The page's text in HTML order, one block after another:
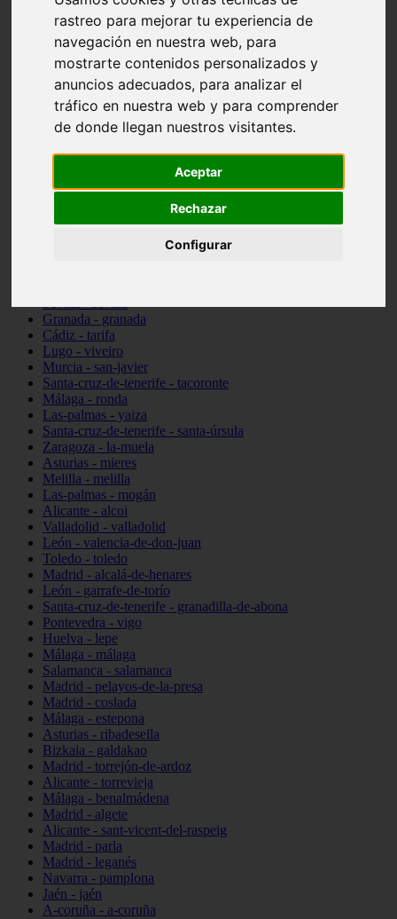
rastreo para mejorar tu experiencia de
navegación en nuestra web, para
mostrarte contenidos personalizados y
anuncios adecuados, para analizar el
tráfico en nuestra web y para comprender
de donde llegan nuestros visitantes.
Aceptar
Rechazar
Configurar
Madrid - pozuelo-de-alarcón
Teruel - sarrión
Cádiz - algodonales
Illes-balears - inca
Madrid - madrid
Málaga - torremolinos
Asturias - oviedo
Cádiz - el-puerto-de-santa-maría
Toledo - illescas
Málaga - marbella
Barcelona - barcelona
Granada - granada
Cádiz - tarifa
Lugo - viveiro
Murcia - san-javier
Santa-cruz-de-tenerife - tacoronte
Málaga - ronda
Las-palmas - yaiza
Santa-cruz-de-tenerife - santa-úrsula
Zaragoza - la-muela
Asturias - mieres
Melilla - melilla
Las-palmas - mogán
Alicante - alcoi
Valladolid - valladolid
León - valencia-de-don-juan
Toledo - toledo
Madrid - alcalá-de-henares
León - garrafe-de-torío
Santa-cruz-de-tenerife - granadilla-de-abona
Pontevedra - vigo
Huelva - lepe
Málaga - málaga
Salamanca - salamanca
Madrid - pelayos-de-la-presa
Madrid - coslada
Málaga - estepona
Asturias - ribadesella
Bizkaia - galdakao
Madrid - torrejón-de-ardoz
Alicante - torrevieja
Málaga - benalmádena
Madrid - algete
Alicante - sant-vicent-del-raspeig
Madrid - parla
Madrid - leganés
Navarra - pamplona
Jaén - jaén
A-coruña - a-coruña